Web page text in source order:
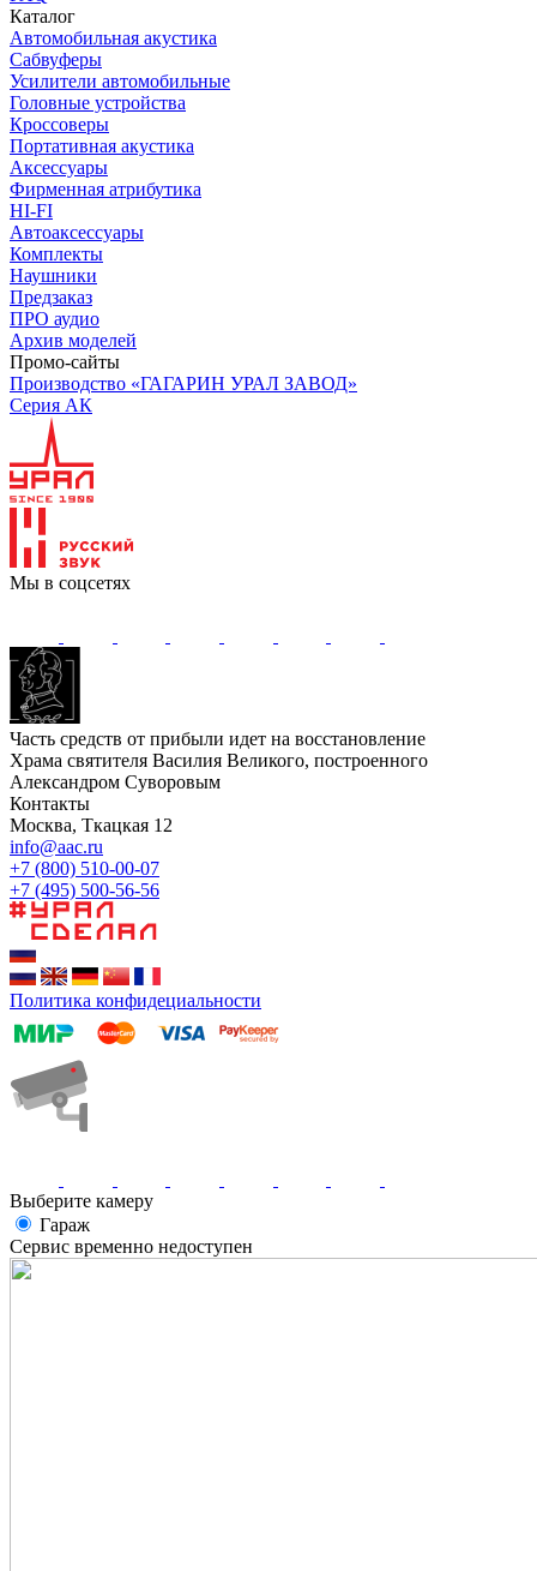
Каталог
Автомобильная акустика
Сабвуферы
Усилители автомобильные
Головные устройства
Кроссоверы
Портативная акустика
Аксессуары
Фирменная атрибутика
HI-FI
Автоаксессуары
Комплекты
Наушники
Предзаказ
ПРО аудио
Архив моделей
Промо-сайты
Производство «ГАГАРИН УРАЛ ЗАВОД»
Серия АК
Мы в соцсетях
Часть средств от прибыли идет на восстановление
Храма святителя Василия Великого, построенного
Александром Суворовым
Контакты
Москва, Ткацкая 12
info@aac.ru
+7 (800) 510-00-07
+7 (495) 500-56-56
Политика конфидециальности
Выберите камеру
Гараж
Сервис временно недоступен